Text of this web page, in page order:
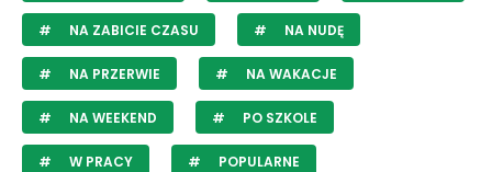
NA ZABICIE CZASU NA NUDĘ
NA PRZERWIE NA WAKACJE
NA WEEKEND PO SZKOLE
W PRACY POPULARNE